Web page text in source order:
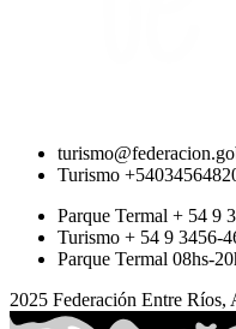
Turismo
Parque Termal + 54 9
Turismo + 54 9 3456-
Parque Termal 08hs-
2025 Federación Entre Ríos,